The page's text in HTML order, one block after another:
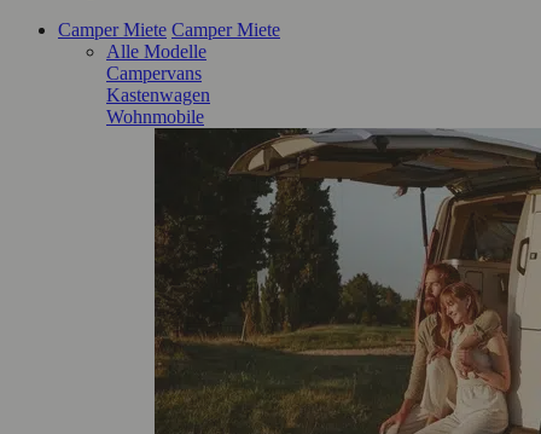
Camper Miete Camper Miete
Alle Modelle
Campervans
Kastenwagen
Wohnmobile